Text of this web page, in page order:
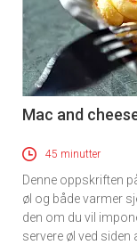
Mac and
45 minutter
Denne oppskriften
øl og både varmer
den om du vil
servere øl ved siden